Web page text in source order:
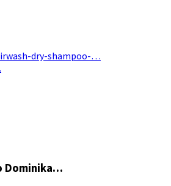
dry-shampoo-…
Dominika…